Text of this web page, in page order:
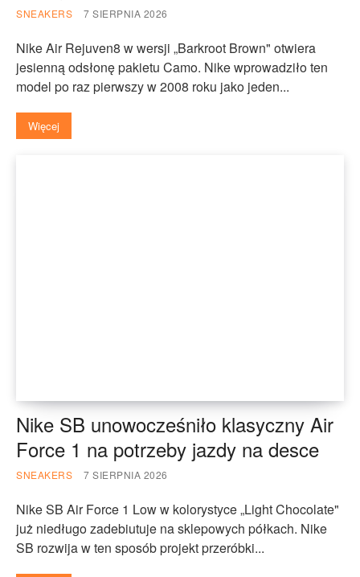
SNEAKERS 7 SIERPNIA 2026
Nike Air Rejuven8 w wersji „Barkroot Brown" otwiera
jesienną odsłonę pakietu Camo. Nike wprowadziło ten
model po raz pierwszy w 2008 roku jako jeden...
Więcej
Nike SB unowocześniło klasyczny Air
Force 1 na potrzeby jazdy na desce
SNEAKERS 7 SIERPNIA 2026
Nike SB Air Force 1 Low w kolorystyce „Light Chocolate"
już niedługo zadebiutuje na sklepowych półkach. Nike
SB rozwija w ten sposób projekt przeróbki...